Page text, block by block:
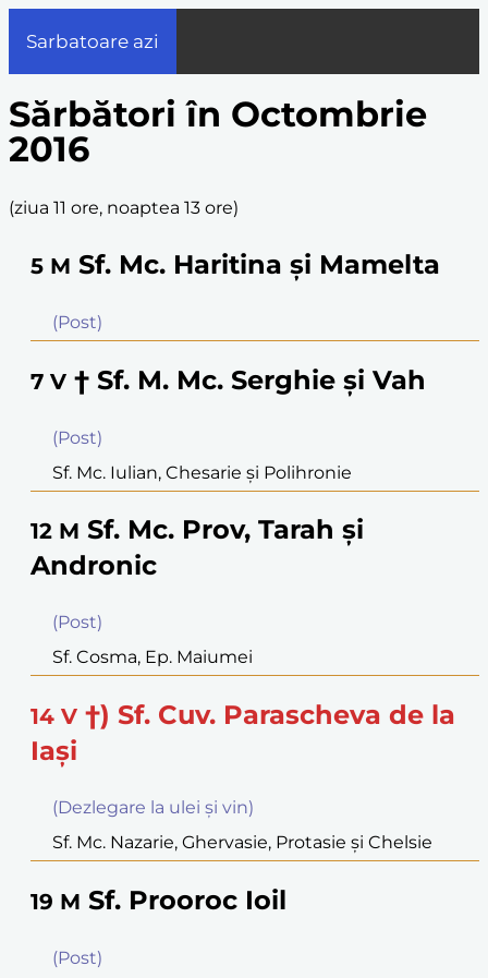
Sarbatoare azi
Sărbători în Octombrie
2016
(ziua 11 ore, noaptea 13 ore)
5 M Sf. Mc. Haritina şi Mamelta
(Post)
7 V † Sf. M. Mc. Serghie şi Vah
(Post)
Sf. Mc. Iulian, Chesarie şi Polihronie
12 M Sf. Mc. Prov, Tarah şi
Andronic
(Post)
Sf. Cosma, Ep. Maiumei
14 V †) Sf. Cuv. Parascheva de la
Iaşi
(Dezlegare la ulei şi vin)
Sf. Mc. Nazarie, Ghervasie, Protasie şi Chelsie
19 M Sf. Prooroc Ioil
(Post)